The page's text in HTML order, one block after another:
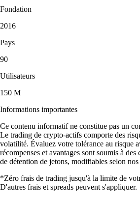
Fondation
2016
Pays
90
Utilisateurs
150 M
Informations importantes
Ce contenu informatif ne constitue pas un
Le trading de crypto-actifs comporte des
volatilité. Évaluez votre tolérance au risque
récompenses et avantages sont soumis à
de détention de jetons, modifiables selon
*Zéro frais de trading jusqu'à la limite de
D'autres frais et spreads peuvent s'appliquer.